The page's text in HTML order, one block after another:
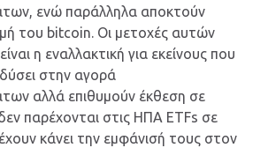
ενώ παράλληλα αποκτούν
του bitcoin. Οι μετοχές αυτών
η εναλλακτική για εκείνους που
στην αγορά
αλλά επιθυμούν έκθεση σε
παρέχονται στις ΗΠΑ ETFs σε
κάνει την εμφάνισή τους στον